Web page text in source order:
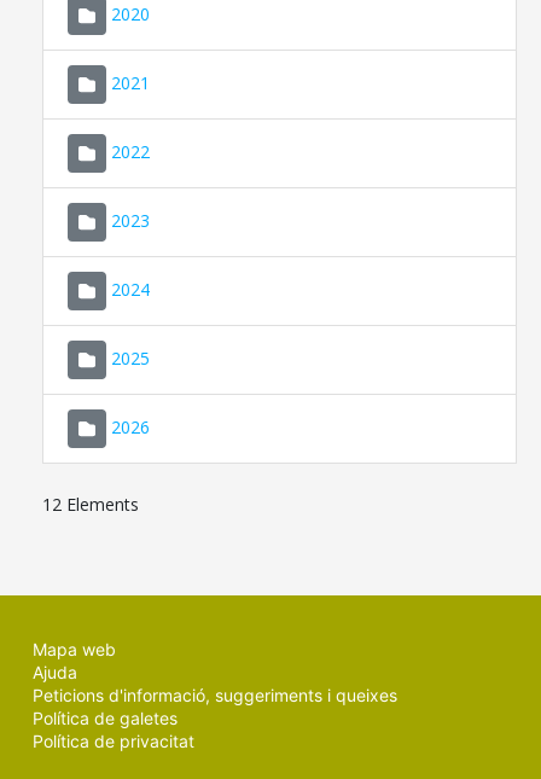
2020
2021
2022
2023
2024
2025
2026
12 Elements
Mapa web
Ajuda
Peticions d'informació, suggeriments i queixes
Política de galetes
Política de privacitat